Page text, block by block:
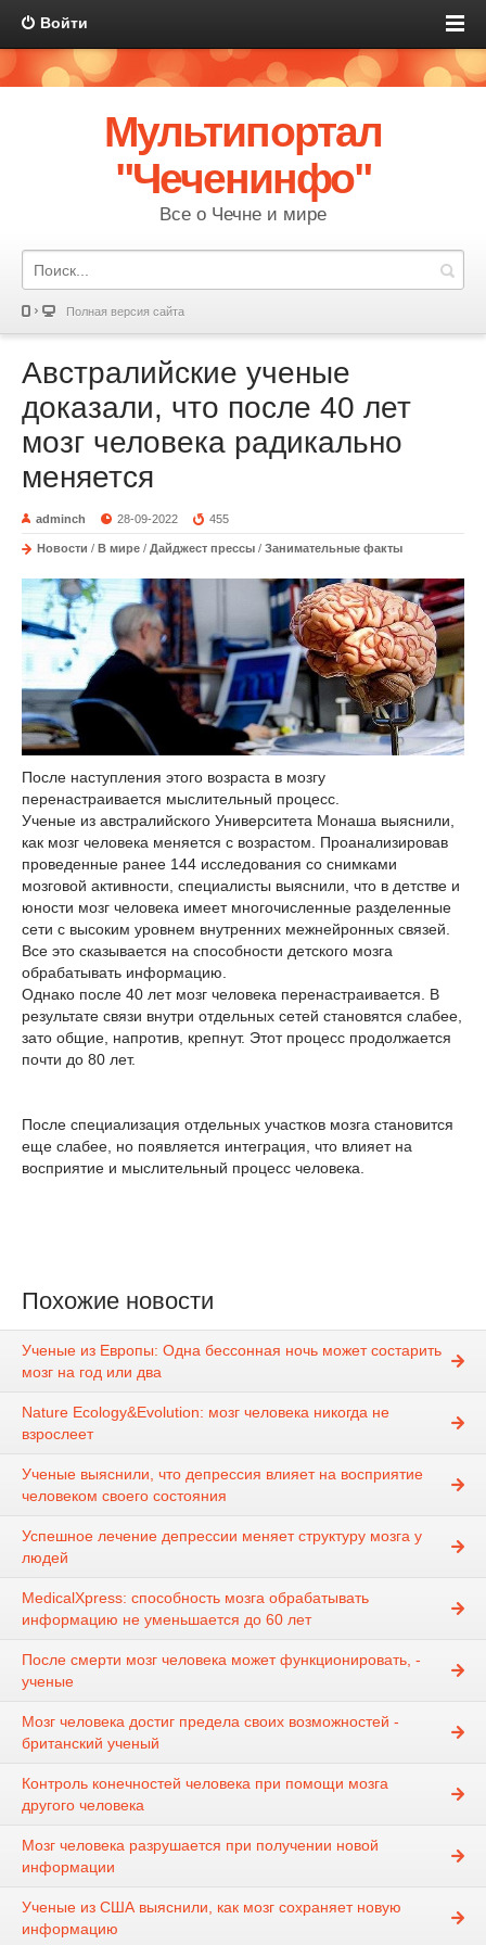
Войти
Мультипортал
"Чеченинфо"
Все о Чечне и мире
Полная версия сайта
Австралийские ученые
доказали, что после 40 лет
мозг человека радикально
меняется
adminch 28-09-2022 455
Новости / В мире / Дайджест прессы / Занимательные факты
После наступления этого возраста в мозгу
перенастраивается мыслительный процесс.
Ученые из австралийского Университета Монаша выяснили,
как мозг человека меняется с возрастом. Проанализировав
проведенные ранее 144 исследования со снимками
мозговой активности, специалисты выяснили, что в детстве и
юности мозг человека имеет многочисленные разделенные
сети с высоким уровнем внутренних межнейронных связей.
Все это сказывается на способности детского мозга
обрабатывать информацию.
Однако после 40 лет мозг человека перенастраивается. В
результате связи внутри отдельных сетей становятся слабее,
зато общие, напротив, крепнут. Этот процесс продолжается
почти до 80 лет.
После специализация отдельных участков мозга становится
еще слабее, но появляется интеграция, что влияет на
восприятие и мыслительный процесс человека.
Похожие новости
Ученые из Европы: Одна бессонная ночь может состарить
мозг на год или два
Nature Ecology&Evolution: мозг человека никогда не
взрослеет
Ученые выяснили, что депрессия влияет на восприятие
человеком своего состояния
Успешное лечение депрессии меняет структуру мозга у
людей
MedicalХpress: способность мозга обрабатывать
информацию не уменьшается до 60 лет
После смерти мозг человека может функционировать, -
ученые
Мозг человека достиг предела своих возможностей -
британский ученый
Контроль конечностей человека при помощи мозга
другого человека
Мозг человека разрушается при получении новой
информации
Ученые из США выяснили, как мозг сохраняет новую
информацию